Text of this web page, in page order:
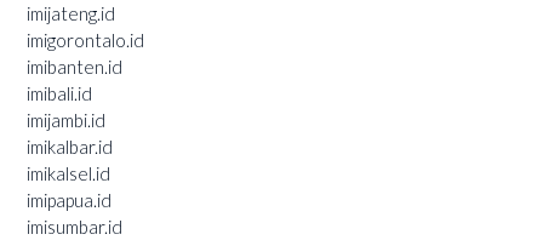
imijateng.id
imigorontalo.id
imibanten.id
imibali.id
imijambi.id
imikalbar.id
imikalsel.id
imipapua.id
imisumbar.id